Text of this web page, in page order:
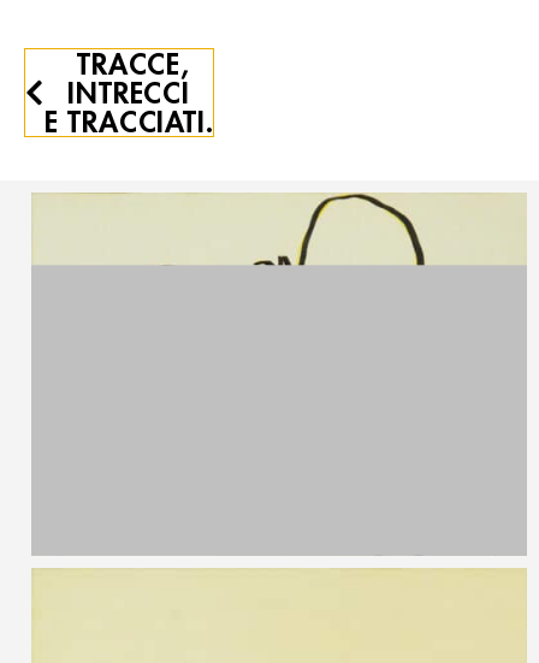
TRACCE,
INTRECCI
E TRACCIATI.